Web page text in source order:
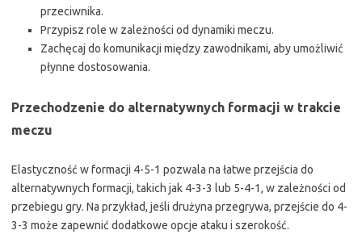
przeciwnika.
Przypisz role w zależności od dynamiki meczu.
Zachęcaj do komunikacji między zawodnikami, aby umożliwić
płynne dostosowania.
Przechodzenie do alternatywnych formacji w trakcie
meczu
Elastyczność w formacji 4-5-1 pozwala na łatwe przejścia do
alternatywnych formacji, takich jak 4-3-3 lub 5-4-1, w zależności od
przebiegu gry. Na przykład, jeśli drużyna przegrywa, przejście do 4-
3-3 może zapewnić dodatkowe opcje ataku i szerokość.